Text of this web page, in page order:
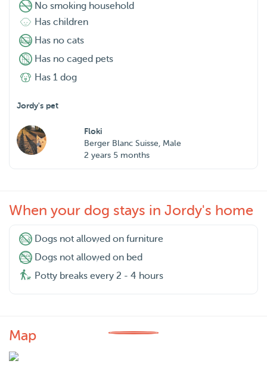
No smoking household
Has children
Has no cats
Has no caged pets
Has 1 dog
Jordy's pet
Floki
Berger Blanc Suisse, Male
2 years 5 months
When your dog stays in Jordy's home
Dogs not allowed on furniture
Dogs not allowed on bed
Potty breaks every 2 - 4 hours
Map